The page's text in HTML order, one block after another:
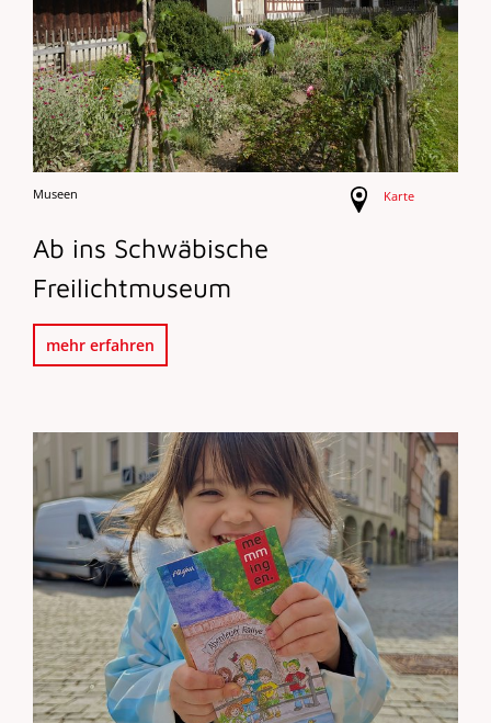
Museen Karte
Ab ins Schwäbische
Freilichtmuseum
mehr erfahren